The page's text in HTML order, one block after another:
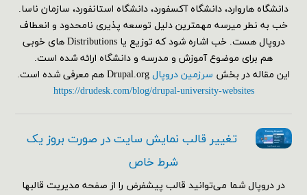
دانشگاه هاروارد، دانشگاه آکسفورد، دانشگاه استانفورد، سازمان ناسا.
خب به نطر میرسه مهمترین دلیل توسعه پذیری نامحدود و انعطاف
دروپال هست. خب اشاره شود که توزیع یا Distributions های خوبی
هم برای موضوع آموزش و مدرسه و دانشگاه ارائه شده است.
این مقاله در بخش سرزمین دروپالDrupal.org هم معرفی شده است.
https://drudesk.com/blog/drupal-university-websites
تغییر قالب نمایش سایت در صورت بروز یک
شرط خاص
در دروپال شما می‌توانید قالب پیشفرض را از صفحه مدیریت قالبها